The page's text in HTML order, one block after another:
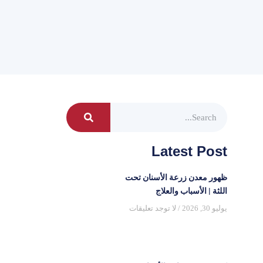
Latest Post
ظهور معدن زرعة الأسنان تحت
اللثة | الأسباب والعلاج
يوليو 30, 2026 لا توجد تعليقات